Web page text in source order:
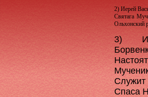
2) Иерей
Святага
Ольхонский
3)
Спаса